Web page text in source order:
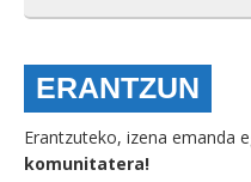
ERANTZUN
Erantzuteko, izena emanda
komunitatera!